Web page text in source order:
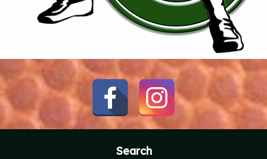
Search